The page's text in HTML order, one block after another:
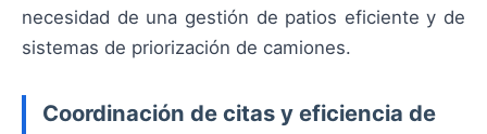
necesidad de una gestión de patios eficiente y de
sistemas de priorización de camiones.
Coordinación de citas y eficiencia de